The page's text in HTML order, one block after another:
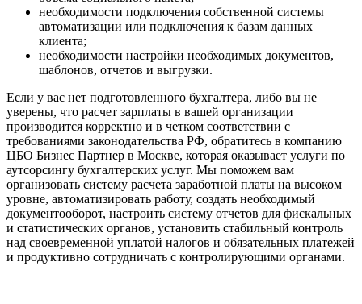
необходимости подключения собственной системы
автоматизации или подключения к базам данных
клиента;
необходимости настройки необходимых документов,
шаблонов, отчетов и выгрузки.
Если у вас нет подготовленного бухгалтера, либо вы не
уверены, что расчет зарплаты в вашей организации
производится корректно и в четком соответствии с
требованиями законодательства РФ, обратитесь в компанию
ЦБО Бизнес Партнер в Москве, которая оказывает услуги по
аутсорсингу бухгалтерских услуг. Мы поможем вам
организовать систему расчета заработной платы на высоком
уровне, автоматизировать работу, создать необходимый
документооборот, настроить систему отчетов для фискальных
и статистических органов, установить стабильный контроль
над своевременной уплатой налогов и обязательных платежей
и продуктивно сотрудничать с контролирующими органами.